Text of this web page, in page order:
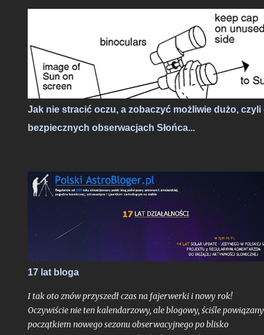
Słońca pod horyzontem względem Polski sprawia, że satelity
znacznie częściej znajdują się w strefie dnia orbitalnego
się się w świetle słonecznym, będąc widocznymi z naszego
a jeśli są to Starlinki to na niebie zaczyna robić się naprawdę
tłoczno.
Jak nie stracić oczu, a zobaczyć możliwie dużo, czyli
bezpiecznych obserwacjach Słońca...
17 lat bloga
I tak oto znów przyszedł czas na fajerwerki i nowy rok!
Oczywiście nie ten kalendarzowy, ale blogowy, ściśle
początkiem nowego sezonu obserwacyjnego po blisko